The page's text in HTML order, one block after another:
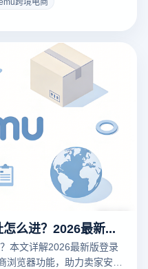
temu卖家版登录入口网址怎么进？2026最新版登录指南
本文详解2026最新版登录
览器功能，助力卖家安全